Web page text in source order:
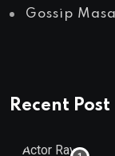
Gossip
Recent Post